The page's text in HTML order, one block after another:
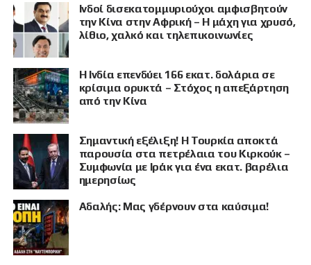
Ινδοί δισεκατομμυριούχοι αμφισβητούν
την Κίνα στην Αφρική – Η μάχη για χρυσό,
λίθιο, χαλκό και τηλεπικοινωνίες
Η Ινδία επενδύει 166 εκατ. δολάρια σε
κρίσιμα ορυκτά – Στόχος η απεξάρτηση
από την Κίνα
Σημαντική εξέλιξη! Η Τουρκία αποκτά
παρουσία στα πετρέλαια του Κιρκούκ –
Συμφωνία με Ιράκ για ένα εκατ. βαρέλια
ημερησίως
Αδαλής: Μας γδέρνουν στα καύσιμα!